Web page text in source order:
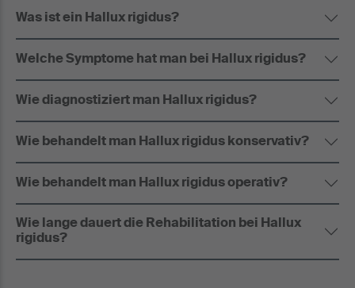
Was ist ein Hallux rigidus?
Welche Symptome hat man bei Hallux rigidus?
Wie diagnostiziert man Hallux rigidus?
Wie behandelt man Hallux rigidus konservativ?
Wie behandelt man Hallux rigidus operativ?
Wie lange dauert die Rehabilitation bei Hallux
rigidus?